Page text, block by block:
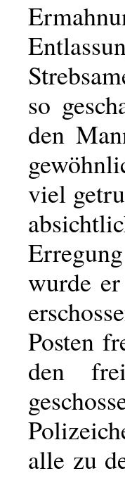
so
den
viel
wurde
Posten
den
alle zu